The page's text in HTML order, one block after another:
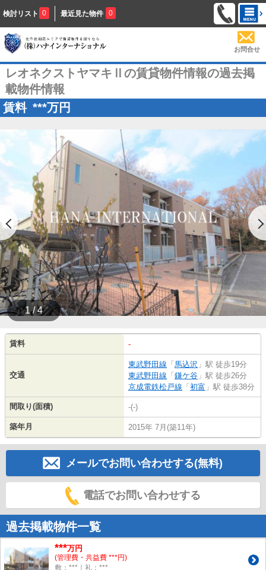
検討リスト 0 最近見た物件 0
お問合せ
レオネクストヤマキⅡの賃貸物件情報の過去掲
載物件情報
賃料 ***万円
1 / 4
賃料 -
交通
東武野田線 「馬込沢 」駅 徒歩19分
東武野田線 「鎌ケ谷 」駅 徒歩26分
京成電鉄松戸線 「初富 」駅 徒歩38分
間取り(面積) -(-)
築年月 2015年 7月(築11年)
メールでお問い合わせする(無料)
電話でお問い合わせする
過去掲載物件一覧
***万円
(管理費・共益費 ***円)
敷：***｜礼：***